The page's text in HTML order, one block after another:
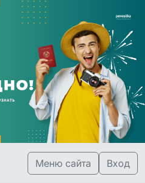
Меню сайта Вход